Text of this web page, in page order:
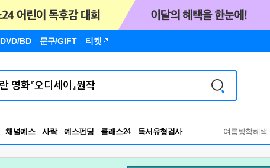
DVD/BD 문구/GIFT 티켓
채널예스 사락 예스펀딩 클래스24
RBTI Lab
독서유형검사
여름방학혜택